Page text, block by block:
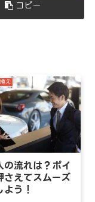
コピー
え
の流れは？ポイ
さえてスムーズ
う！